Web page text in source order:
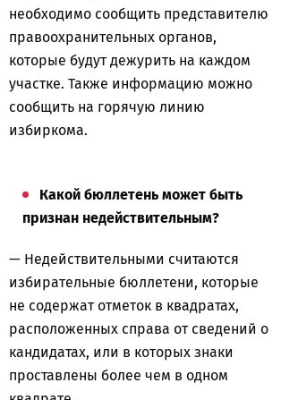
необходимо сообщить представителю
правоохранительных органов,
которые будут дежурить на каждом
участке. Также информацию можно
сообщить на горячую линию
избиркома.
Какой бюллетень может быть
признан недействительным?
— Недействительными считаются
избирательные бюллетени, которые
не содержат отметок в квадратах,
расположенных справа от сведений о
кандидатах, или в которых знаки
проставлены более чем в одном